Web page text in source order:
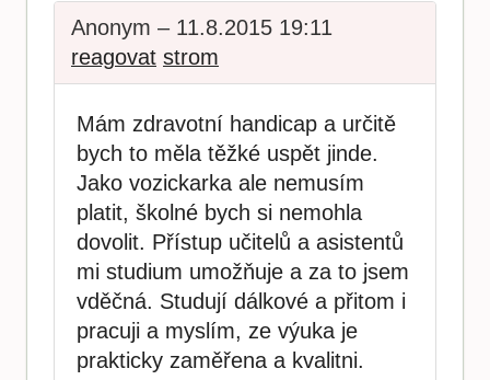
Anonym – 11.8.2015 19:11
reagovat strom
Mám zdravotní handicap a určitě
bych to měla těžké uspět jinde.
Jako vozickarka ale nemusím
platit, školné bych si nemohla
dovolit. Přístup učitelů a asistentů
mi studium umožňuje a za to jsem
vděčná. Studují dálkové a přitom i
pracuji a myslím, ze výuka je
prakticky zaměřena a kvalitni.